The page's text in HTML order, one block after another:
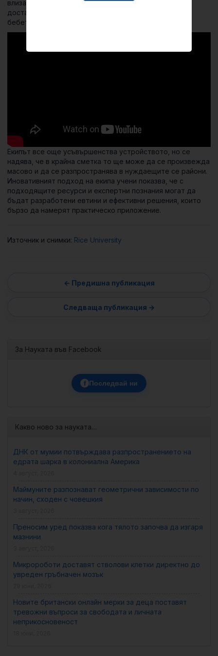
влизащия въздух и кислород, което позволява да се
доставя безопасно ниво на кислород на недоносени
бебета на ниска цена.
Екипът все още усъвършенства устройството, но се
надява, че в крайна сметка то ще може да се произвежда
масово и да се разпространява в нуждаещите се райони.
Иновативният подход на екипа учени показва, че с
подходящите ресурси и експертни познания могат да
бъдат разработени евтини и ефективни решения, които
бързо да намерят практическо приложение.
Източник и снимки: Rice University
За Науката във Facebook
f Последвай ни
Какво ново за науката…
ДНК от мумии потвърждава разпространението на
едрата шарка в колониална Америка
Маймуните разпознават геометрични зависимости по
начин, сходен с човешкия
Преносим уред показва кога тялото започва да изгаря
мазнини
Микророботи доставят стволови клетки директно до
увреден гръбначен мозък
Новите британски онлайн мерки за деца поставят
тревожни въпроси за свободата и личната
неприкосновеност